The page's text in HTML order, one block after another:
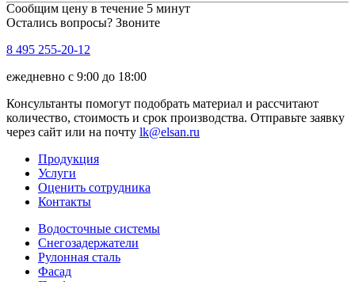
Сообщим цену в течение 5 минут
Остались вопросы? Звоните
8 495 255-20-12
ежедневно с 9:00 до 18:00
Консультанты помогут подобрать материал и рассчитают
количество, стоимость и срок производства. Отправьте заявку
через сайт или на почту lk@elsan.ru
Продукция
Услуги
Оценить сотрудника
Контакты
Водосточные системы
Снегозадержатели
Рулонная сталь
Фасад